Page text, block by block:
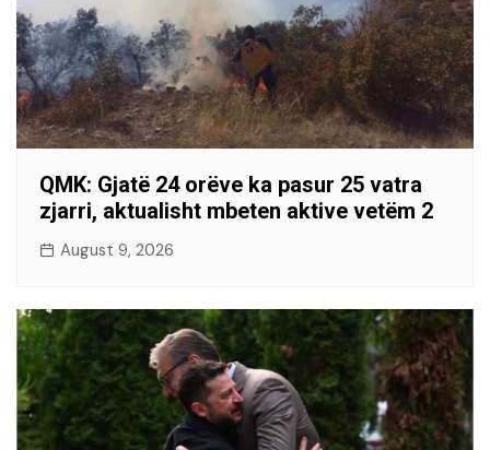
QMK: Gjatë 24 orëve ka pasur 25 vatra
zjarri, aktualisht mbeten aktive vetëm 2
August 9, 2026